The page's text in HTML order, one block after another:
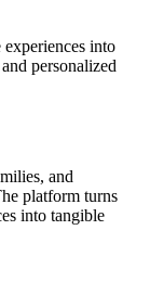
into
personalized
and
platform turns
into tangible